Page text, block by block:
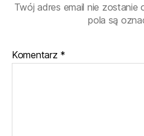
Twój adres email nie zostanie
pola są
Komentarz *